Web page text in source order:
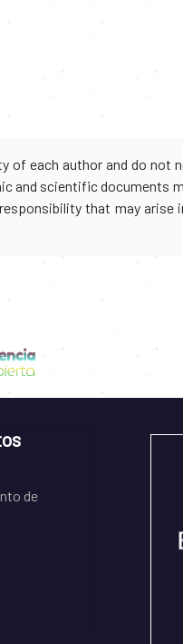
of each author and do
and scientific documents
that may arise
de